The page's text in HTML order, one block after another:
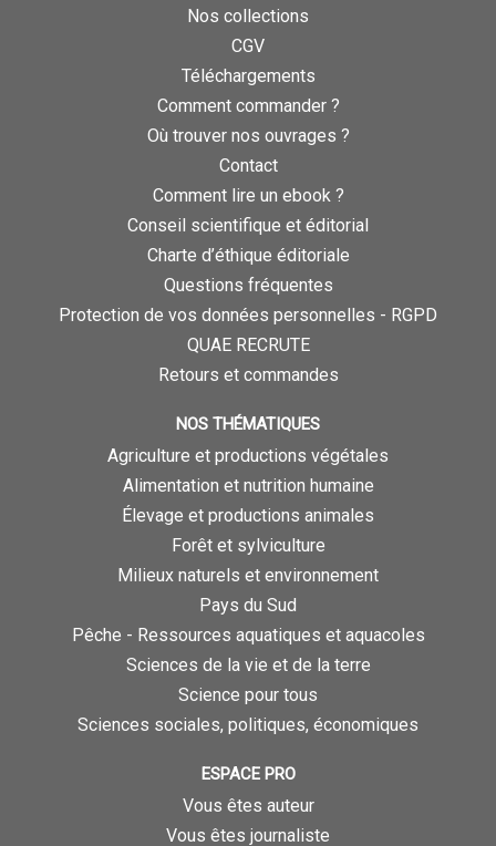
Nos collections
CGV
Téléchargements
Comment commander ?
Où trouver nos ouvrages ?
Contact
Comment lire un ebook ?
Conseil scientifique et éditorial
Charte d’éthique éditoriale
Questions fréquentes
Protection de vos données personnelles - RGPD
QUAE RECRUTE
Retours et commandes
NOS THÉMATIQUES
Agriculture et productions végétales
Alimentation et nutrition humaine
Élevage et productions animales
Forêt et sylviculture
Milieux naturels et environnement
Pays du Sud
Pêche - Ressources aquatiques et aquacoles
Sciences de la vie et de la terre
Science pour tous
Sciences sociales, politiques, économiques
ESPACE PRO
Vous êtes auteur
Vous êtes journaliste